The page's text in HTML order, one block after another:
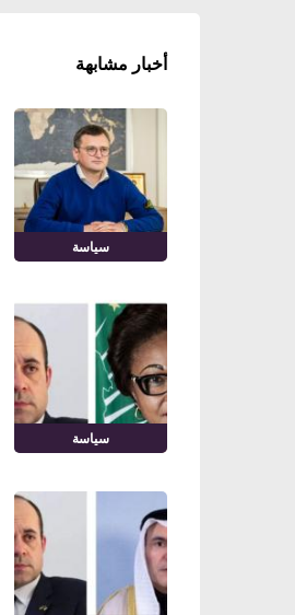
أخبار مشابهة
سياسة
سياسة